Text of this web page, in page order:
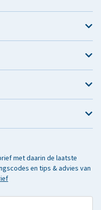
met daarin de laatste
en tips & advies van